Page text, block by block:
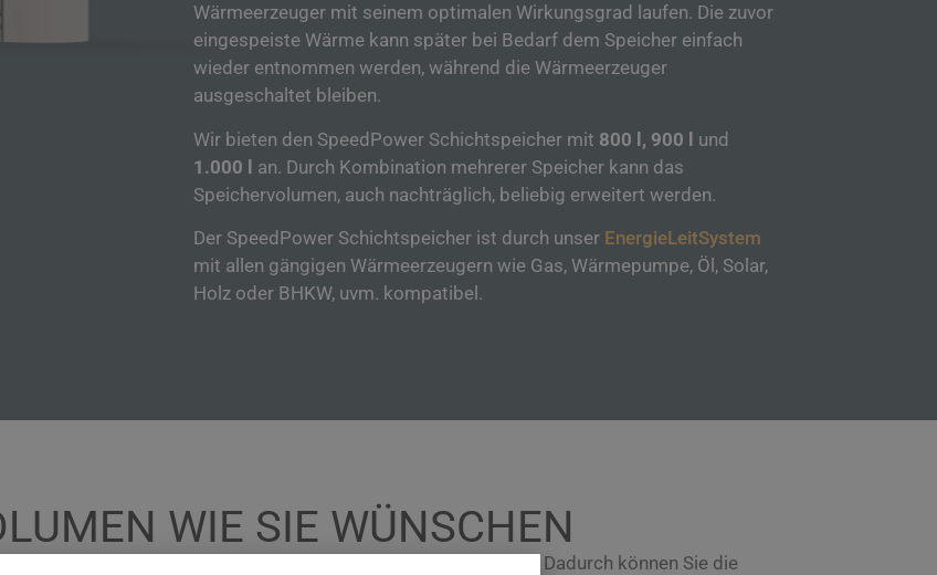
Wärmeerzeuger mit seinem optimalen Wirkungsgrad laufen. Die zuvor
eingespeiste Wärme kann später bei Bedarf dem Speicher einfach
wieder entnommen werden, während die Wärmeerzeuger
ausgeschaltet bleiben.
Wir bieten den SpeedPower Schichtspeicher mit 800 l, 900 l und
1.000 l an. Durch Kombination mehrerer Speicher kann das
Speichervolumen, auch nachträglich, beliebig erweitert werden.
Der SpeedPower Schichtspeicher ist durch unser EnergieLeitSystem
mit allen gängigen Wärmeerzeugern wie Gas, Wärmepumpe, Öl, Solar,
Holz oder BHKW, uvm. kompatibel.
WIE SIE WÜNSCHEN
Speichervolumia sind mit SpeedPower jederzeit machbar. Dadurch können Sie die